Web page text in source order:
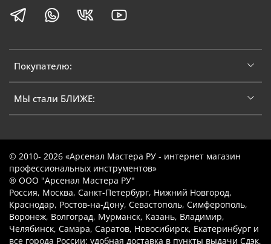
Покупателю:
МЫ стали БЛИЖЕ:
© 2010- 2026 «Арсенал Мастера РУ - интернет магазин
профессиональных инструментов»
® ООО "Арсенал Мастера РУ"
Россия, Москва, Санкт-Петербург, Нижний Новгород,
Краснодар, Ростов-на-Дону, Севастополь, Симферополь,
Воронеж, Волгоград, Мурманск, Казань, Владимир,
Челябинск, Самара, Саратов, Новосибирск, Екатеринбург и
все города России: удобная доставка в пункты выдачи Сдэк,